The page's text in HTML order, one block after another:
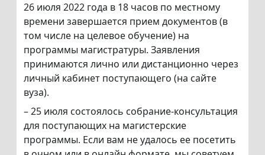
26 июля 2022 года в 18 часов по местному
времени завершается прием документов (в
том числе на целевое обучение) на
программы магистратуры. Заявления
принимаются лично или дистанционно через
личный кабинет поступающего (на сайте
вуза).
– 25 июля состоялось собрание-консультация
для поступающих на магистерские
программы. Если вам не удалось ее посетить